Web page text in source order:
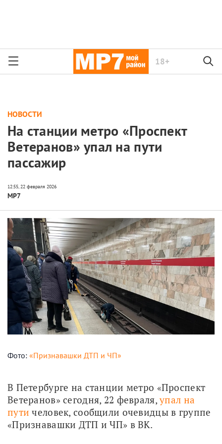
18+
НОВОСТИ
На станции метро «Проспект
Ветеранов» упал на пути
пассажир
МР7
Фото: «Признавашки ДТП и ЧП»
В Петербурге на станции метро «Проспект
Ветеранов» сегодня, 22 февраля, упал на
пути человек, сообщили очевидцы в группе
«Признавашки ДТП и ЧП» в ВК.